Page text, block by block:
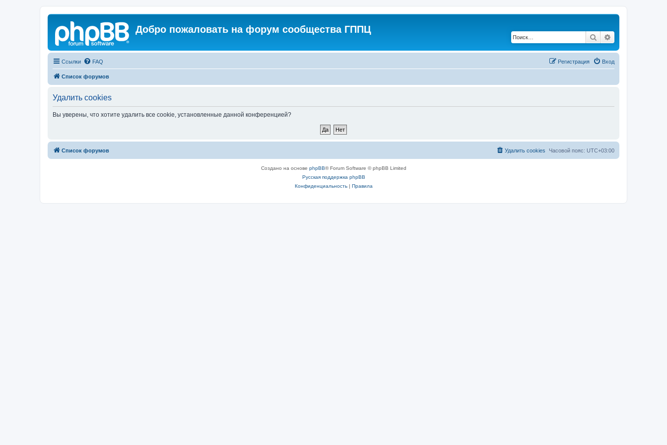
Добро пожаловать на форум сообщества ГППЦ
Поиск
Ссылки FAQ Вход
Регистрация
Список форумов
Удалить cookies
Вы уверены, что хотите удалить все cookie, установленные данной конференцией?
Список форумов Часовой пояс: UTC+03:00
Удалить cookies
Создано на основе phpBB® Forum Software © phpBB Limited
Русская поддержка phpBB
Конфиденциальность| Правила